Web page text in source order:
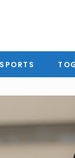
SPORTS